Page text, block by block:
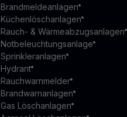
Brandmeldeanlagen
Küchenlöschanlagen
Rauch- & Wärmeabzugsanlagen
Notbeleuchtungsanlage
Sprinkleranlagen
Hydrant
Rauchwarnmelder
Brandwarnanlagen
Gas Löschanlagen